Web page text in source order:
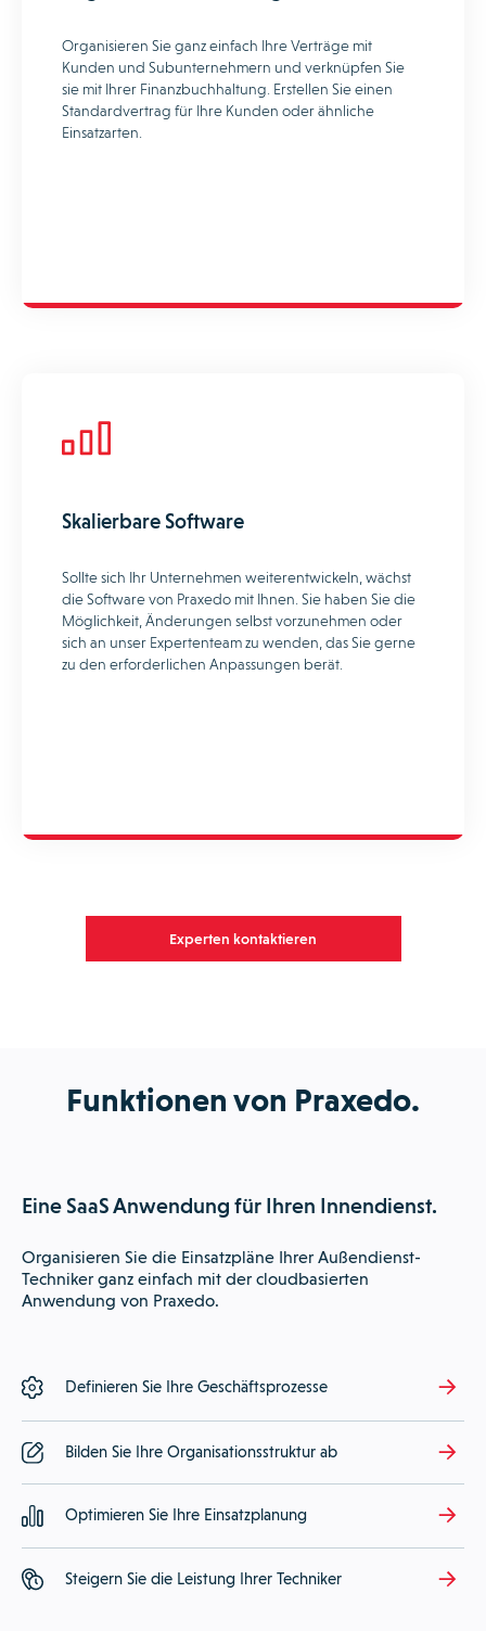
Organisieren Sie ganz einfach Ihre Verträge mit
Kunden und Subunternehmern und verknüpfen Sie
sie mit Ihrer Finanzbuchhaltung. Erstellen Sie einen
Standardvertrag für Ihre Kunden oder ähnliche
Einsatzarten.
Skalierbare Software
Sollte sich Ihr Unternehmen weiterentwickeln, wächst
die Software von Praxedo mit Ihnen. Sie haben Sie die
Möglichkeit, Änderungen selbst vorzunehmen oder
sich an unser Expertenteam zu wenden, das Sie gerne
zu den erforderlichen Anpassungen berät.
Experten kontaktieren
Funktionen von Praxedo.
Eine SaaS Anwendung für Ihren Innendienst.
Organisieren Sie die Einsatzpläne Ihrer Außendienst-
Techniker ganz einfach mit der cloudbasierten
Anwendung von Praxedo.
Definieren Sie Ihre Geschäftsprozesse
Bilden Sie Ihre Organisationsstruktur ab
Optimieren Sie Ihre Einsatzplanung
Steigern Sie die Leistung Ihrer Techniker